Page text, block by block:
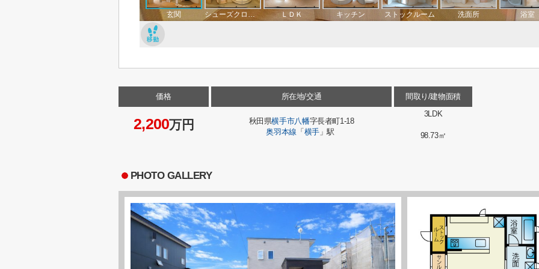
価格
2,200万円
所在地/交通
秋田県横手市八幡字長者町1-18
奥羽本線 「 横手」駅
間取り/建物面積
3LDK
98.73㎡
PHOTO GALLERY